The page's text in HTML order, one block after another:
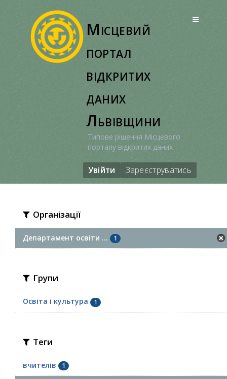
Місцевий
портал
відкритих
даних
Львівщини
Типове рішення Місцевого
порталу відкритих даних
Увійти Зареєструватись
Організації
Департамент освіти ... 1
Групи
Освіта і культура 1
Теги
вчителів 1